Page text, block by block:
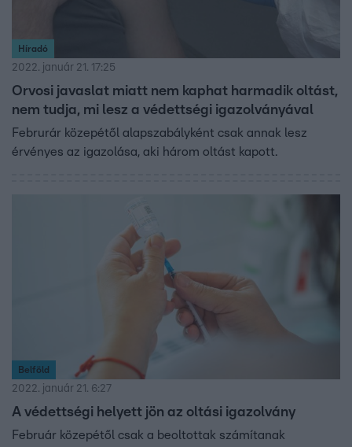
Híradó
2022. január 21. 17:25
Orvosi javaslat miatt nem kaphat harmadik oltást,
nem tudja, mi lesz a védettségi igazolványával
Februrár közepétől alapszabályként csak annak lesz
érvényes az igazolása, aki három oltást kapott.
Belföld
2022. január 21. 6:27
A védettségi helyett jön az oltási igazolvány
Február közepétől csak a beoltottak számítanak